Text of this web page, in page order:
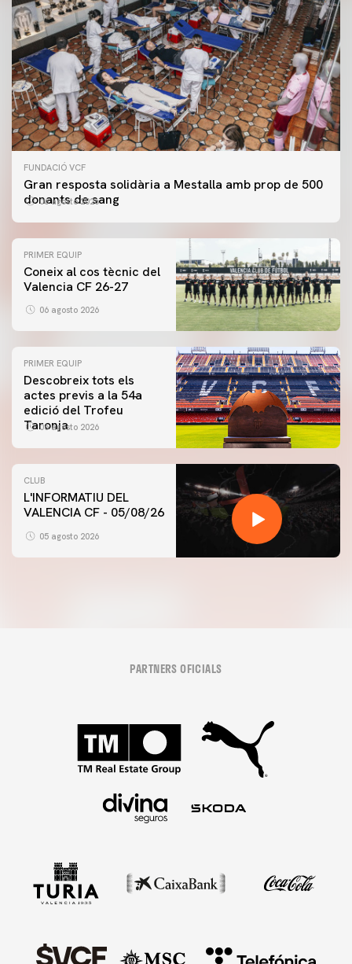
FUNDACIÓ VCF
Gran resposta solidària a Mestalla amb prop de 500
donants de sang
06 agosto 2026
PRIMER EQUIP
Coneix al cos tècnic del
Valencia CF 26-27
06 agosto 2026
PRIMER EQUIP
Descobreix tots els
actes previs a la 54a
edició del Trofeu
Taronja
06 agosto 2026
CLUB
L'INFORMATIU DEL
VALENCIA CF - 05/08/26
05 agosto 2026
PARTNERS OFICIALS